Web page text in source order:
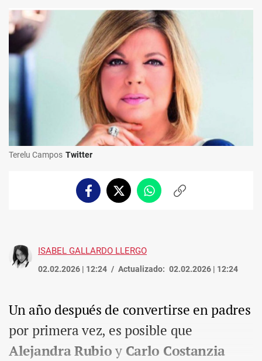
Terelu Campos Twitter
FacebookTwitterWhatsappCopiar
ISABEL GALLARDO LLERGO
02.02.2026 | 12:24 Actualizado: 02.02.2026 | 12:24
Un año después de convertirse en padres
por primera vez, es posible que
Alejandra RubioyCarlo Costanzia